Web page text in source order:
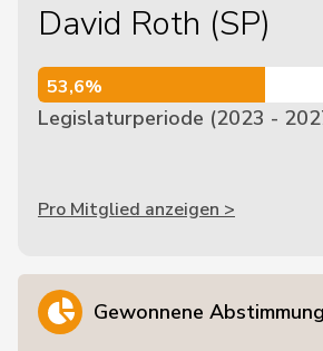
David Roth (SP)
53,6%
53,6%
Legislaturperiode (2023 -
Pro Mitglied anzeigen >
Gewonnene